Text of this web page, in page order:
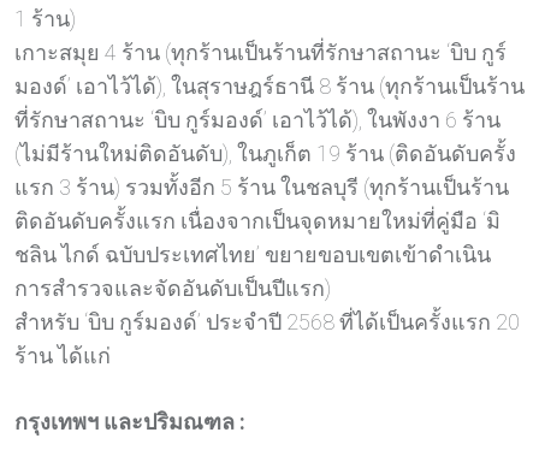
1 ร้าน)
เกาะสมุย 4 ร้าน (ทุกร้านเป็นร้านที่รักษาสถานะ ‘บิบ กูร์
มองด์’ เอาไว้ได้), ในสุราษฎร์ธานี 8 ร้าน (ทุกร้านเป็นร้าน
ที่รักษาสถานะ ‘บิบ กูร์มองด์’ เอาไว้ได้), ในพังงา 6 ร้าน
(ไม่มีร้านใหม่ติดอันดับ), ในภูเก็ต 19 ร้าน (ติดอันดับครั้ง
แรก 3 ร้าน) รวมทั้งอีก 5 ร้าน ในชลบุรี (ทุกร้านเป็นร้าน
ติดอันดับครั้งแรก เนื่องจากเป็นจุดหมายใหม่ที่คู่มือ ‘มิ
ชลิน ไกด์ ฉบับประเทศไทย’ ขยายขอบเขตเข้าดำเนิน
การสำรวจและจัดอันดับเป็นปีแรก)
สำหรับ ‘บิบ กูร์มองด์’ ประจำปี 2568 ที่ได้เป็นครั้งแรก 20
ร้าน ได้แก่
กรุงเทพฯ และปริมณฑล :